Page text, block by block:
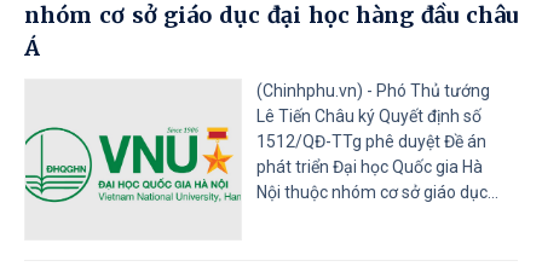
nhóm cơ sở giáo dục đại học hàng đầu châu
Á
(Chinhphu.vn) - Phó Thủ tướng
Lê Tiến Châu ký Quyết định số
1512/QĐ-TTg phê duyệt Đề án
phát triển Đại học Quốc gia Hà
Nội thuộc nhóm cơ sở giáo dục...